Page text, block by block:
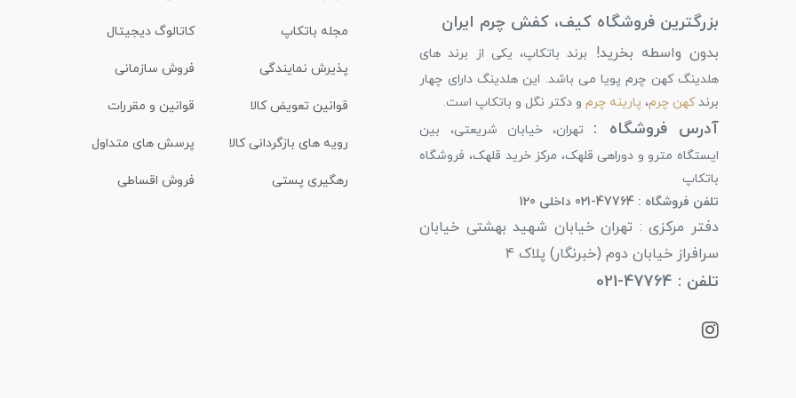
بزرگترین فروشگاه کیف، کفش چرم ایران
بدون واسطه بخرید!
برند باتکاپ، یکی از برند های
هلدینگ کهن چرم پویا می باشد. این هلدینگ دارای چهار
برندکهن چرم، پارینه چرم و دکتر نگل و باتکاپ است.
آدرس فروشگاه : تهران، خیابان شریعتی، بین
ایستگاه مترو و دوراهی قلهک، مرکز خرید قلهک، فروشگاه
باتکاپ
تلفن فروشگاه : 47764-021 داخلی 120
دفتر مرکزی : تهران خیابان شهید بهشتی خیابان
سرافراز خیابان دوم (خبرنگار) پلاک 4
تلفن : 47764-021
مجله باتکاپ کاتالوگ دیجیتال
پذیرش نمایندگی فروش سازمانی
قوانین تعویض کالا قوانین و مقررات
رویه های بازگردانی کالا پرسش های متداول
رهگیری پستی فروش اقساطی